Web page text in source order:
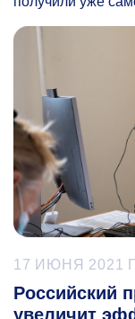
17 ИЮНЯ 2021
Российский
увеличит